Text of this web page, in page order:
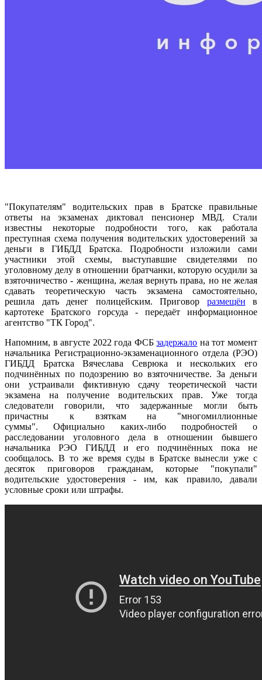
"Покупателям" водительских прав в Братске правильные
ответы на экзаменах диктовал пенсионер МВД. Стали
известны некоторые подробности того, как работала
преступная схема получения водительских удостоверений за
деньги в ГИБДД Братска. Подробности изложили сами
участники этой схемы, выступавшие свидетелями по
уголовному делу в отношении братчанки, которую осудили за
взяточничество - женщина, желая вернуть права, но не желая
сдавать теоретическую часть экзамена самостоятельно,
решила дать денег полицейским. Приговор размещён в
картотеке Братского горсуда - передаёт информационное
агентство "ТК Город".
Напомним, в августе 2022 года ФСБзадержало на тот момент
начальника Регистрационно-экзаменационного отдела (РЭО)
ГИБДД Братска Вячеслава Севрюка и нескольких его
подчинённых по подозрению во взяточничестве. За деньги
они устраивали фиктивную сдачу теоретической части
экзамена на получение водительских прав. Уже тогда
следователи говорили, что задержанные могли быть
причастны к взяткам на "многомиллионные
суммы". Официально каких-либо подробностей о
расследовании уголовного дела в отношении бывшего
начальника РЭО ГИБДД и его подчинённых пока не
сообщалось. В то же время суды в Братске вынесли уже с
десяток приговоров гражданам, которые "покупали"
водительские удостоверения - им, как правило, давали
условные сроки или штрафы.